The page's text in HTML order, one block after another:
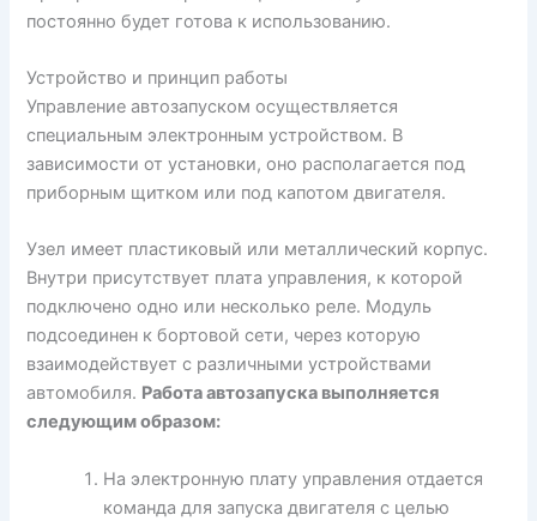
постоянно будет готова к использованию.
Устройство и принцип работы
Управление автозапуском осуществляется
специальным электронным устройством. В
зависимости от установки, оно располагается под
приборным щитком или под капотом двигателя.
Узел имеет пластиковый или металлический корпус.
Внутри присутствует плата управления, к которой
подключено одно или несколько реле. Модуль
подсоединен к бортовой сети, через которую
взаимодействует с различными устройствами
автомобиля. Работа автозапуска выполняется
следующим образом:
На электронную плату управления отдается
команда для запуска двигателя с целью